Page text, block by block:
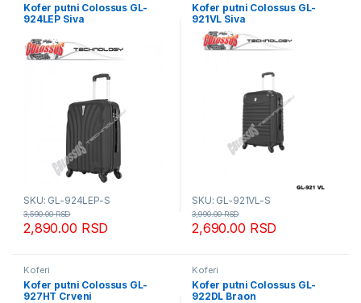
Kofer putni Colossus GL-
924LEP Siva
SKU: GL-924LEP-S
2,890.00 RSD
3,590.00RSD
Kofer putni Colossus GL-
921VL Siva
SKU: GL-921VL-S
2,690.00 RSD
3,990.00RSD
Koferi
Kofer putni Colossus GL-
927HT Crveni
Koferi
Kofer putni Colossus GL-
922DL Braon